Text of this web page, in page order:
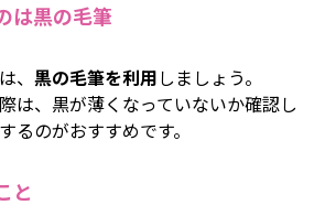
は黒の毛筆
、 黒の毛筆を利用しましょう。
は、黒が薄くなっていないか確認し
るのがおすすめです。
と